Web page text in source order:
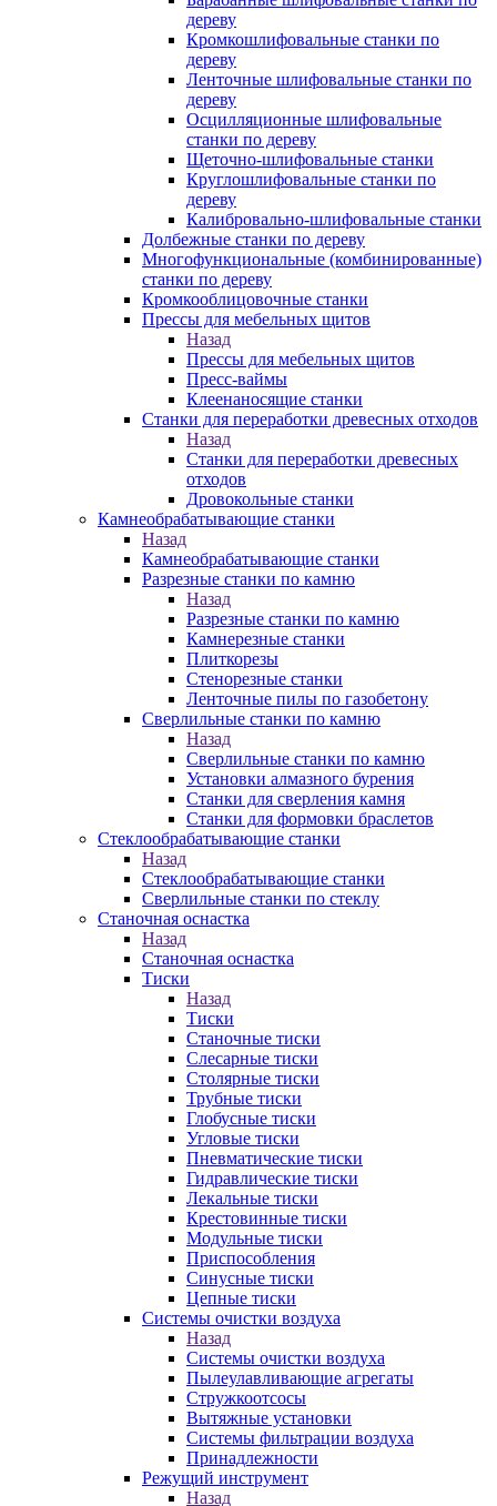
дереву
Кромкошлифовальные станки по
дереву
Ленточные шлифовальные станки по
дереву
Осцилляционные шлифовальные
станки по дереву
Щеточно-шлифовальные станки
Круглошлифовальные станки по
дереву
Калибровально-шлифовальные станки
Долбежные станки по дереву
Многофункциональные (комбинированные)
станки по дереву
Кромкооблицовочные станки
Прессы для мебельных щитов
Назад
Прессы для мебельных щитов
Пресс-ваймы
Клеенаносящие станки
Станки для переработки древесных отходов
Назад
Станки для переработки древесных
отходов
Дровокольные станки
Камнеобрабатывающие станки
Назад
Камнеобрабатывающие станки
Разрезные станки по камню
Назад
Разрезные станки по камню
Камнерезные станки
Плиткорезы
Стенорезные станки
Ленточные пилы по газобетону
Сверлильные станки по камню
Назад
Сверлильные станки по камню
Установки алмазного бурения
Станки для сверления камня
Станки для формовки браслетов
Стеклообрабатывающие станки
Назад
Стеклообрабатывающие станки
Сверлильные станки по стеклу
Станочная оснастка
Назад
Станочная оснастка
Тиски
Назад
Тиски
Станочные тиски
Слесарные тиски
Столярные тиски
Трубные тиски
Глобусные тиски
Угловые тиски
Пневматические тиски
Гидравлические тиски
Лекальные тиски
Крестовинные тиски
Модульные тиски
Приспособления
Синусные тиски
Цепные тиски
Системы очистки воздуха
Назад
Системы очистки воздуха
Пылеулавливающие агрегаты
Стружкоотсосы
Вытяжные установки
Системы фильтрации воздуха
Принадлежности
Режущий инструмент
Назад